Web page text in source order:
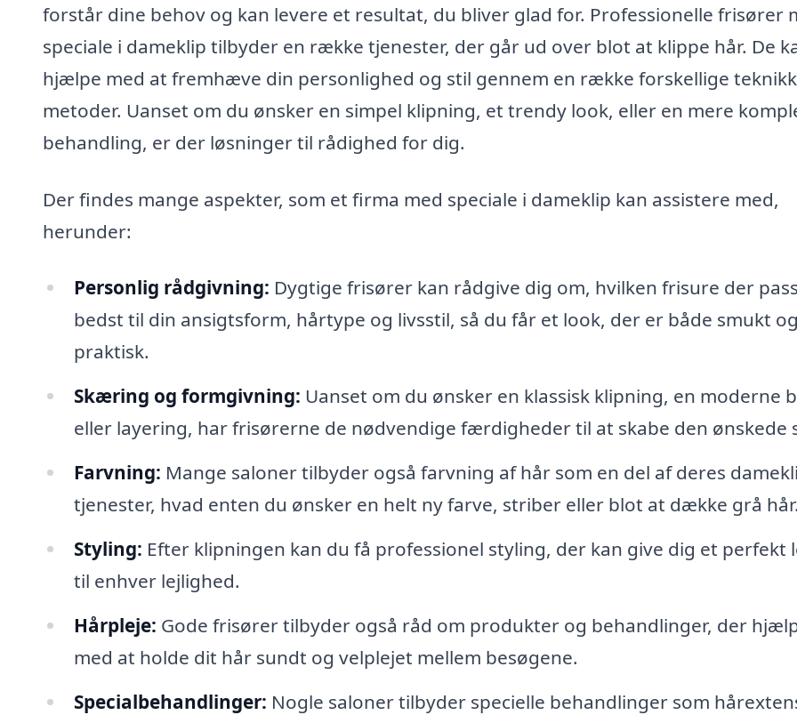
forstår dine behov og kan levere et resultat, du bliver glad for. Professionelle frisører
speciale i dameklip tilbyder en række tjenester, der går ud over blot at klippe hår. De
hjælpe med at fremhæve din personlighed og stil gennem en række forskellige
metoder. Uanset om du ønsker en simpel klipning, et trendy look, eller en mere
behandling, er der løsninger til rådighed for dig.
Der findes mange aspekter, som et firma med speciale i dameklip kan assistere med,
herunder:
Personlig rådgivning: Dygtige frisører kan rådgive dig om, hvilken frisure der
bedst til din ansigtsform, hårtype og livsstil, så du får et look, der er både smukt og
praktisk.
Skæring og formgivning: Uanset om du ønsker en klassisk klipning, en moderne
eller layering, har frisørerne de nødvendige færdigheder til at skabe den ønskede
Farvning: Mange saloner tilbyder også farvning af hår som en del af deres
tjenester, hvad enten du ønsker en helt ny farve, striber eller blot at dække grå hår.
Styling: Efter klipningen kan du få professionel styling, der kan give dig et perfekt
til enhver lejlighed.
Hårpleje: Gode frisører tilbyder også råd om produkter og behandlinger, der
med at holde dit hår sundt og velplejet mellem besøgene.
Specialbehandlinger: Nogle saloner tilbyder specielle behandlinger som